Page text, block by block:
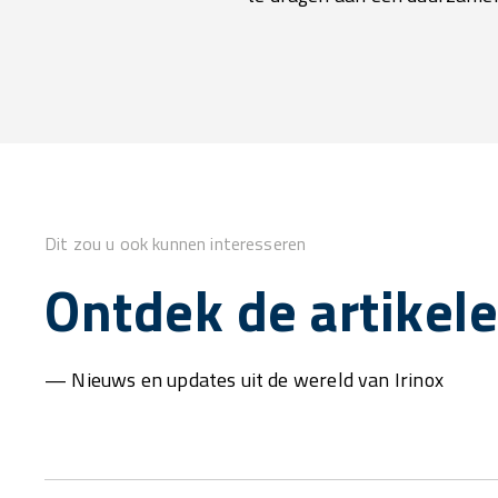
Dit zou u ook kunnen interesseren
Ontdek de
— Nieuws en updates uit de wereld van Irinox